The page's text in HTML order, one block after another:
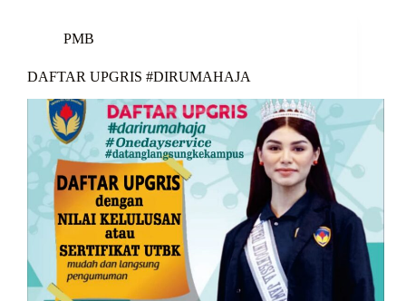
PMB
DAFTAR UPGRIS #DIRUMAHAJA